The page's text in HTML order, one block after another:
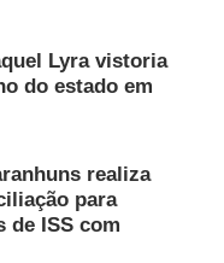
Lyra vistoria
do estado em
realiza
para
de ISS com